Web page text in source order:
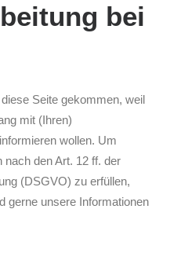
bei
Seite gekommen, weil
mit (Ihren)
wollen. Um
nach den Art. 12 ff. der
(DSGVO) zu erfüllen,
gerne unsere Informationen